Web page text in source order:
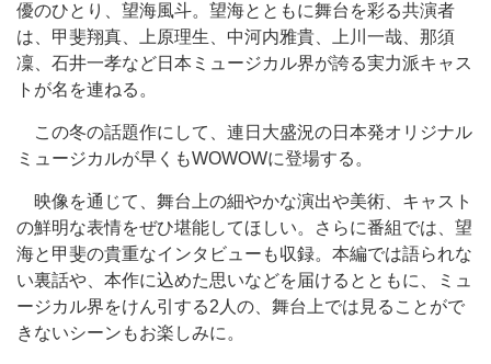
優のひとり、望海風斗。望海とともに舞台を彩る共演者
は、甲斐翔真、上原理生、中河内雅貴、上川一哉、那須
凜、石井一孝など日本ミュージカル界が誇る実力派キャス
トが名を連ねる。
この冬の話題作にして、連日大盛況の日本発オリジナル
ミュージカルが早くもWOWOWに登場する。
映像を通じて、舞台上の細やかな演出や美術、キャスト
の鮮明な表情をぜひ堪能してほしい。さらに番組では、望
海と甲斐の貴重なインタビューも収録。本編では語られな
い裏話や、本作に込めた思いなどを届けるとともに、ミュ
ージカル界をけん引する2人の、舞台上では見ることがで
きないシーンもお楽しみに。